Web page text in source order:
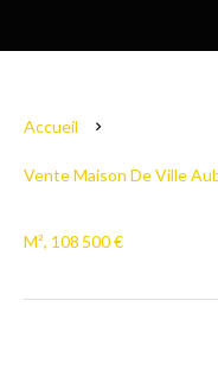
Accueil
Vente Maison De Ville
M², 108 500 €